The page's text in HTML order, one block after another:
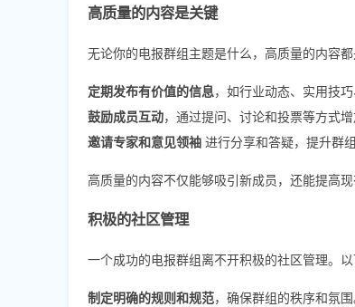
高质量的内容是关键
无论你的电报群组主题是什么，高质量的内容
定期发布有价值的信息，如行业动态、实用技巧
鼓励成员互动，通过提问、讨论和投票等方式增
邀请专家和意见领袖 进行分享和答疑，提升群
高质量的内容不仅能够吸引新成员，还能提高现
积极的社区管理
一个成功的电报群组离不开积极的社区管理。以
制定明确的规则和规范，确保群组的秩序和氛围